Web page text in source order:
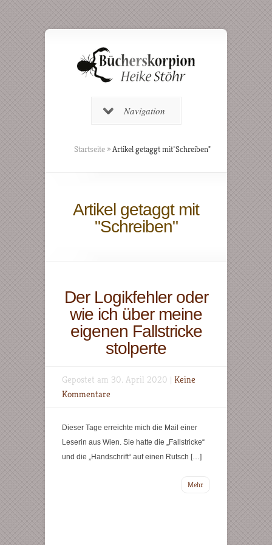
Navigation
Startseite »Artikel getaggt mit"Schreiben"
Artikel getaggt mit
"Schreiben"
Der Logikfehler oder
wie ich über meine
eigenen Fallstricke
stolperte
Gepostet am 30. April 2020 | Keine
Kommentare
Dieser Tage erreichte mich die Mail einer
Leserin aus Wien. Sie hatte die „Fallstricke“
und die „Handschrift“ auf einen Rutsch […]
Mehr